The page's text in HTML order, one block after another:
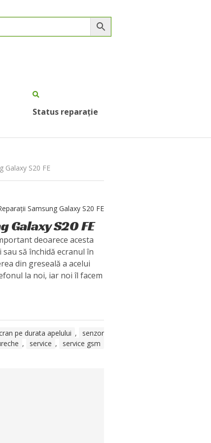
Status reparație
Galaxy S20 FE
Samsung Galaxy S20 FE
Galaxy S20 FE
deoarece acesta
să închidă ecranul în
din greseală a acelui
la noi, iar noi îl facem
pe durata apelului ,
senzor
, service , service gsm